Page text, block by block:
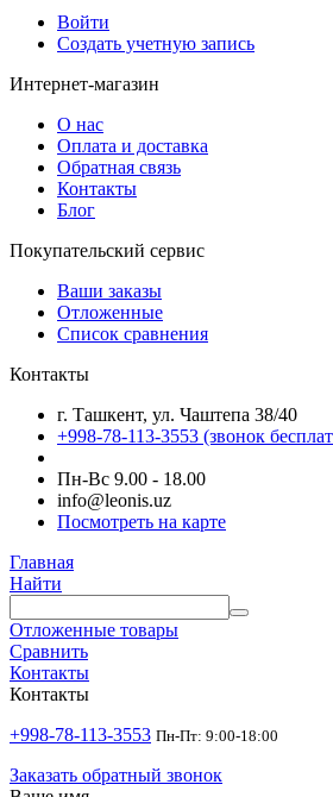
Войти
Создать учетную запись
Интернет-магазин
О нас
Оплата и доставка
Обратная связь
Контакты
Блог
Покупательский сервис
Ваши заказы
Отложенные
Список сравнения
Контакты
г. Ташкент, ул. Чаштепа 38/40
+998-78-113-3553 (звонок
Пн-Вс 9.00 - 18.00
info@leonis.uz
Посмотреть на карте
Главная
Найти
Отложенные товары
Сравнить
Контакты
Контакты
+998-78-113-3553 Пн-Пт: 9:00-18:00
Заказать обратный звонок